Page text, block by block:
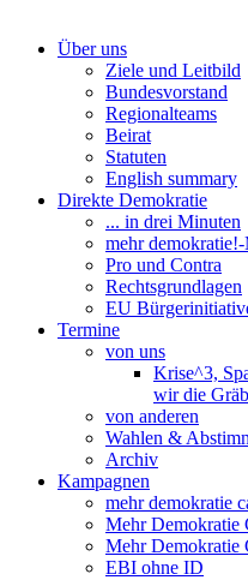
Über uns
Ziele und Leitbild
Bundesvorstand
Regionalteams
Beirat
Statuten
English summary
Direkte Demokratie
... in drei Minuten
mehr
Pro und Contra
Rechtsgrundlagen
EU
Termine
von uns
Krise^3,
wir die
von anderen
Wahlen &
Archiv
Kampagnen
mehr demokratie
Mehr Demokratie
Mehr Demokratie
EBI ohne ID